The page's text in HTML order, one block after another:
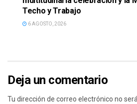
Techo y Trabajo
6 AGOSTO, 2026
Deja un comentario
Tu dirección de correo electrónico no